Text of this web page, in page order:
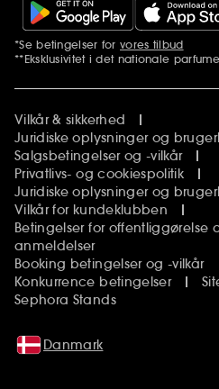
Yderligere bemærkninger
*Se betingelser for vores tilbud
**Eksklusivitet i det nationale
Vilkår & sikkerhed
Juridiske oplysninger og
Salgsbetingelser og -vilkår
Privatlivs- og cookiespolitik
Juridiske oplysninger og
Vilkår for kundeklubben
Betingelser for offentliggørelse
anmeldelser
Booking betingelser og -vilkår
Konkurrence betingelser
Sephora Stands
Danmark